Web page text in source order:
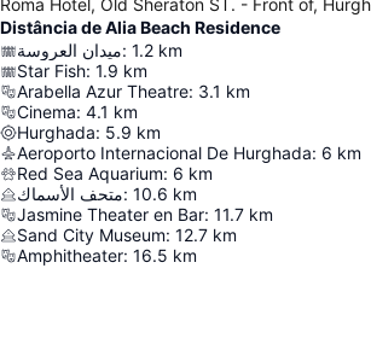
Roma Hotel, Old Sheraton ST. - Front of,
Distância de Alia Beach Residence
ميدان العروسة: 1.2 km
Star Fish: 1.9 km
Arabella Azur Theatre: 3.1 km
Cinema: 4.1 km
Hurghada: 5.9 km
Aeroporto Internacional De Hurghada: 6 km
Red Sea Aquarium: 6 km
متحف الأسماك: 10.6 km
Jasmine Theater en Bar: 11.7 km
Sand City Museum: 12.7 km
Amphitheater: 16.5 km